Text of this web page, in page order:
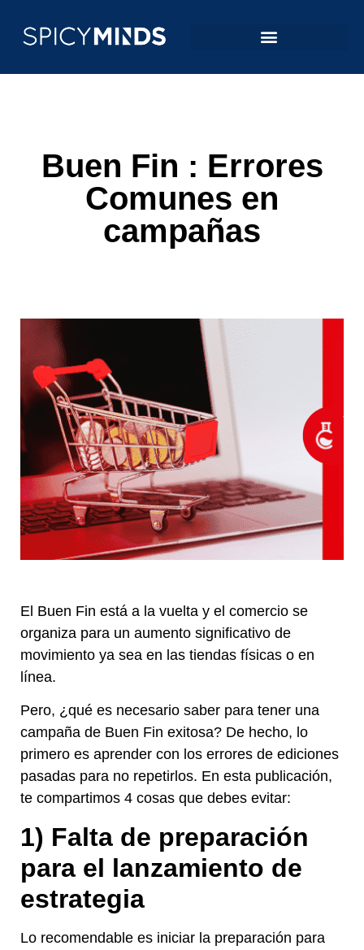
Buen Fin : Errores
Comunes en
campañas
El Buen Fin está a la vuelta y el comercio se
organiza para un aumento significativo de
movimiento ya sea en las tiendas físicas o en
línea.
Pero, ¿qué es necesario saber para tener una
campaña de Buen Fin exitosa? De hecho, lo
primero es aprender con los errores de ediciones
pasadas para no repetirlos. En esta publicación,
te compartimos 4 cosas que debes evitar:
1) Falta de preparación
para el lanzamiento de
estrategia
Lo recomendable es iniciar la preparación para